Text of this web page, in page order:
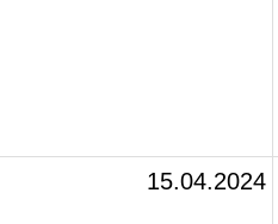
15.04.2024